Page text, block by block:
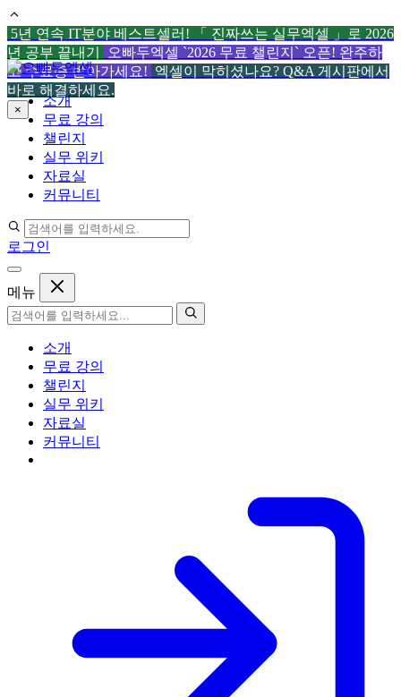
5년 연속 IT분야 베스트셀러! 「 진짜쓰는 실무엑셀 」로 2026
년 공부 끝내기
오빠두엑셀 `2026 무료 챌린지` 오픈! 완주하
고 수료증 받아가세요! 엑셀이 막히셨나요? Q&A 게시판에서
바로 해결하세요.
×
컨
텐
츠
로
소개
무료 강의
챌린지
실무 위키
자료실
커뮤니티
로그인
메뉴
소개
무료 강의
챌린지
실무 위키
자료실
커뮤니티